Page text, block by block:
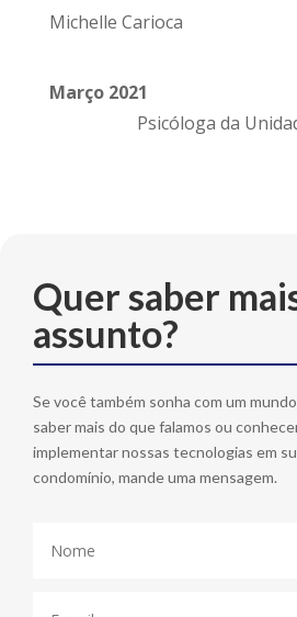
Michelle Carioca
Março
Psicóloga da
Quer saber
assunto?
Se você também sonha com um
saber mais do que falamos ou
implementar nossas tecnologias em
condomínio, mande uma mensagem.